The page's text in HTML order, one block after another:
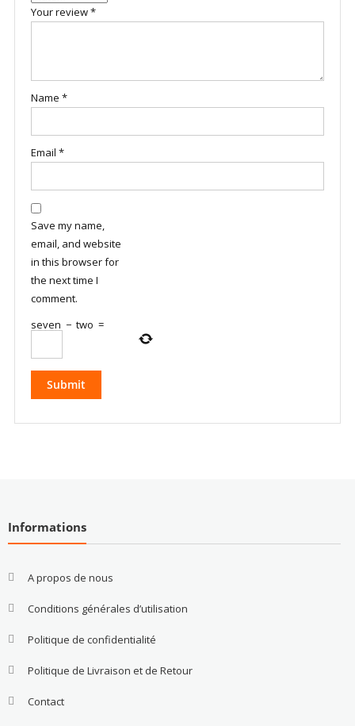
Your review*
Name *
Email *
Save my name,
email, and website
in this browser for
the next time I
comment.
seven − two =
Informations
A propos de nous
Conditions générales d’utilisation
Politique de confidentialité
Politique de Livraison et de Retour
Contact